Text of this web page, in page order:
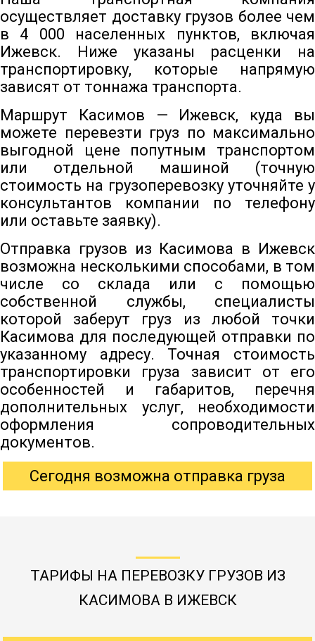
осуществляет доставку грузов более чем
в 4 000 населенных пунктов, включая
Ижевск. Ниже указаны расценки на
транспортировку, которые напрямую
зависят от тоннажа транспорта.
Маршрут Касимов — Ижевск, куда вы
можете перевезти груз по максимально
выгодной цене попутным транспортом
или отдельной машиной (точную
стоимость на грузоперевозку уточняйте у
консультантов компании по телефону
или оставьте заявку).
Отправка грузов из Касимова в Ижевск
возможна несколькими способами, в том
числе со склада или с помощью
собственной службы, специалисты
которой заберут груз из любой точки
Касимова для последующей отправки по
указанному адресу. Точная стоимость
транспортировки груза зависит от его
особенностей и габаритов, перечня
дополнительных услуг, необходимости
оформления сопроводительных
документов.
Сегодня возможна отправка груза
ТАРИФЫ НА ПЕРЕВОЗКУ ГРУЗОВ ИЗ
КАСИМОВА В ИЖЕВСК